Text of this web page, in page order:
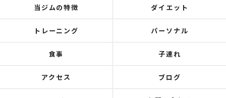
当ジムの特徴 ダイエット
トレーニング パーソナル
食事 子連れ
アクセス ブログ